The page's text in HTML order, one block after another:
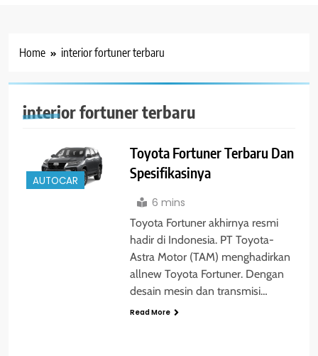
Home interior fortuner terbaru
interior fortuner terbaru
AUTOCAR
Toyota Fortuner Terbaru Dan
Spesifikasinya
6 mins
Toyota Fortuner akhirnya resmi
hadir di Indonesia. PT Toyota-
Astra Motor (TAM) menghadirkan
allnew Toyota Fortuner. Dengan
desain mesin dan transmisi…
Read More